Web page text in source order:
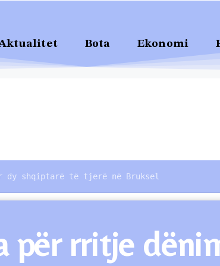
Bota Ekonomi
dy shqiptarë të tjerë në Bruksel
për rritje